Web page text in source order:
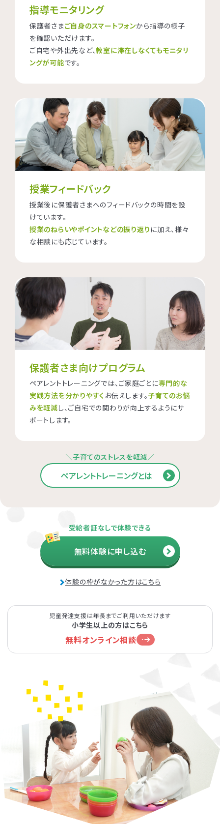
指導モニタリング
保護者さまご自身のスマートフォンから指導の様子
を確認いただけます。
ご自宅や外出先など、教室に滞在しなくてもモニタリ
ングが可能です。
授業フィードバック
授業後に保護者さまへのフィードバックの時間を設
けています。
授業のねらいやポイントなどの振り返り に加え、様々
な相談にも応じています。
保護者さま向けプログラム
ペアレントトレーニングでは、ご家庭ごとに専門的な
実践方法を分かりやすく お伝えします。子育てのお悩
みを軽減し、ご自宅での関わりが向上するようにサ
ポートします。
＼子育てのストレスを軽減／
ペアレントトレーニングとは
受給者証なしで体験できる
無料体験に申し込む
体験の枠がなかった方はこちら
児童発達支援は年長までご利用いただけます
小学生以上の方はこちら
無料オンライン相談